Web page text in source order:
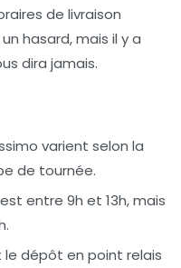
de livraison
hasard, mais il y a
dira jamais.
varient selon la
de tournée.
entre 9h et 13h, mais
dépôt en point relais